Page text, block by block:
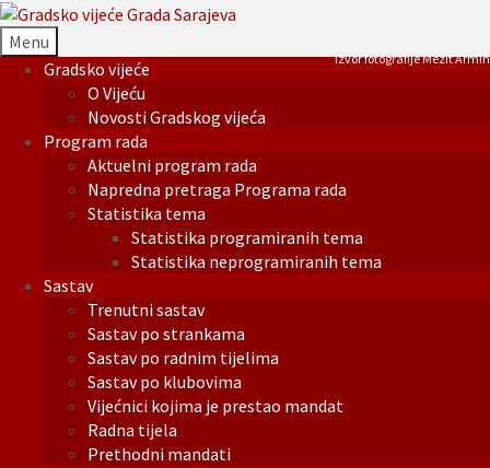
Menu
Gradsko vijeće
O Vijeću
Novosti Gradskog vijeća
Program rada
Aktuelni program rada
Napredna pretraga Programa rada
Statistika tema
Statistika programiranih tema
Statistika neprogramiranih tema
Sastav
Trenutni sastav
Sastav po strankama
Sastav po radnim tijelima
Sastav po klubovima
Vijećnici kojima je prestao mandat
Radna tijela
Prethodni mandati
Izvor fotografije Mezit Armin